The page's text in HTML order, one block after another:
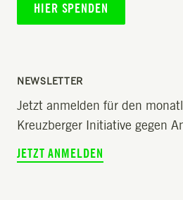
HIER SPENDEN
NEWSLETTER
Jetzt anmelden für den
Kreuzberger Initiative gegen
JETZT ANMELDEN